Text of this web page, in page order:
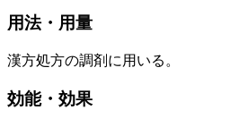
用法・用量
漢方処方の調剤に用いる。
効能・効果